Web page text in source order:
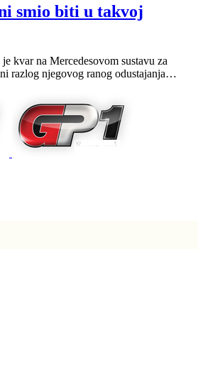
smio biti u takvoj
kvar na Mercedesovom sustavu za
razlog njegovog ranog odustajanja…